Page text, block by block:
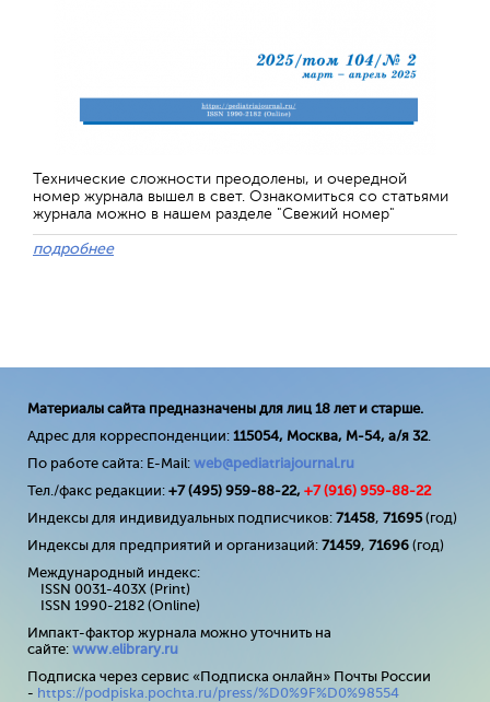
Технические сложности преодолены, и очередной
номер журнала вышел в свет. Ознакомиться со статьями
журнала можно в нашем разделе "Свежий номер"
подробнее
Материалы сайта предназначены для лиц 18 лет и старше.
Адрес для корреспонденции: 115054, Москва, М-54, а/я 32.
По работе сайта: E-Mail: web@pediatriajournal.ru
Тел./факс редакции: +7 (495) 959-88-22, +7 (916) 959-88-22
Индексы для индивидуальных подписчиков: 71458, 71695(год)
Индексы для предприятий и организаций: 71459, 71696 (год)
Международный индекс:
ISSN 0031-403X (Print)
ISSN 1990-2182 (Online)
Импакт-фактор журнала можно уточнить на
сайте: www.elibrary.ru
Подписка через сервис «Подписка онлайн» Почты России
- https://podpiska.pochta.ru/press/%D0%9F%D0%98554